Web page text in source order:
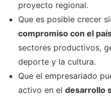
proyecto regional.
Que es posible crecer
compromiso con el
sectores productivos,
deporte y la cultura.
Que el empresariado
activo en el desarrollo